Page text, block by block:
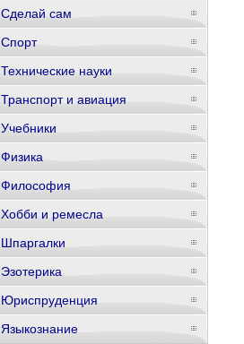
Сделай сам
Спорт
Технические науки
Транспорт и авиация
Учебники
Физика
Философия
Хобби и ремесла
Шпаргалки
Эзотерика
Юриспруденция
Языкознание